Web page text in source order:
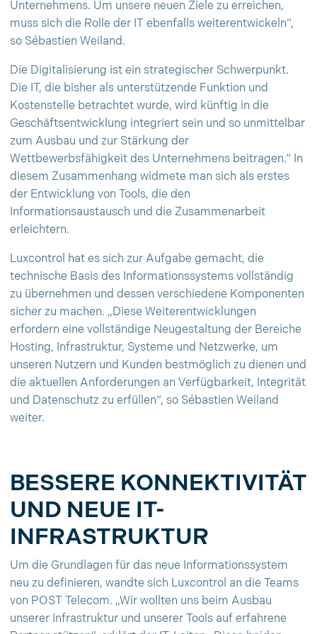
Unternehmens. Um unsere neuen Ziele zu erreichen,
muss sich die Rolle der IT ebenfalls weiterentwickeln“,
so Sébastien Weiland.
Die Digitalisierung ist ein strategischer Schwerpunkt.
Die IT, die bisher als unterstützende Funktion und
Kostenstelle betrachtet wurde, wird künftig in die
Geschäftsentwicklung integriert sein und so unmittelbar
zum Ausbau und zur Stärkung der
Wettbewerbsfähigkeit des Unternehmens beitragen.“ In
diesem Zusammenhang widmete man sich als erstes
der Entwicklung von Tools, die den
Informationsaustausch und die Zusammenarbeit
erleichtern.
Luxcontrol hat es sich zur Aufgabe gemacht, die
technische Basis des Informationssystems vollständig
zu übernehmen und dessen verschiedene Komponenten
sicher zu machen. „Diese Weiterentwicklungen
erfordern eine vollständige Neugestaltung der Bereiche
Hosting, Infrastruktur, Systeme und Netzwerke, um
unseren Nutzern und Kunden bestmöglich zu dienen und
die aktuellen Anforderungen an Verfügbarkeit, Integrität
und Datenschutz zu erfüllen“, so Sébastien Weiland
weiter.
BESSERE KONNEKTIVITÄT
UND NEUE IT-
INFRASTRUKTUR
Um die Grundlagen für das neue Informationssystem
neu zu definieren, wandte sich Luxcontrol an die Teams
von POST Telecom. „Wir wollten uns beim Ausbau
unserer Infrastruktur und unserer Tools auf erfahrene